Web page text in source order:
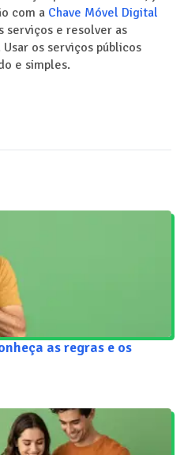
com a Chave Móvel Digital
serviços e resolver as
os serviços públicos
e simples.
as regras e os